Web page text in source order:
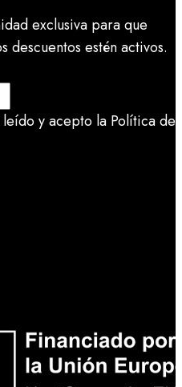
exclusiva para que
descuentos estén activos.
y acepto la Política de